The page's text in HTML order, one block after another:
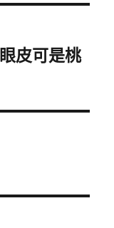
皮可是桃